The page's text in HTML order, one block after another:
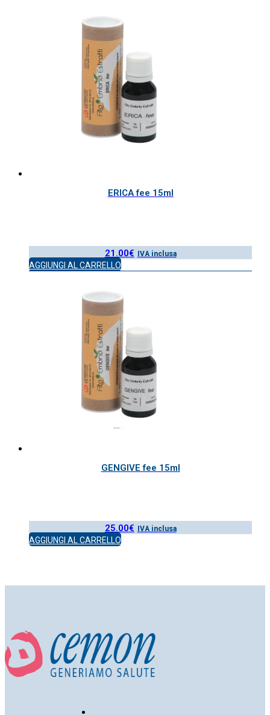
ERICA fee 15ml
21.00€ IVA inclusa
AGGIUNGI AL CARRELLO
GENGIVE fee 15ml
25.00€ IVA inclusa
AGGIUNGI AL CARRELLO